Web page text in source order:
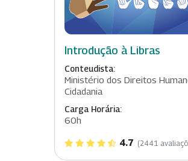
Introdução à Libras
Conteudista:
Ministério dos Direitos
Cidadania
Carga Horária:
60h
4.7 (2441